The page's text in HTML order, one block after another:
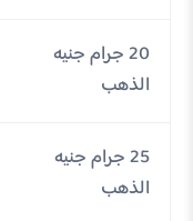
20 جرام جنيه
الذهب
25 جرام جنيه
الذهب